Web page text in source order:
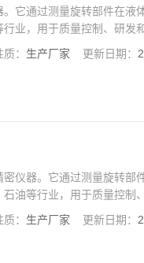
它通过测量旋转部件在液
业，用于质量控制、研发
： 生产厂家 更新日期：
仪器。它通过测量旋转部
油等行业，用于质量控制
： 生产厂家 更新日期：